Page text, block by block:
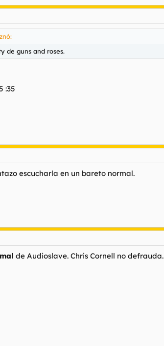
de guns and roses.
:35
escucharla en un bareto normal.
de Audioslave. Chris Cornell no defrauda.